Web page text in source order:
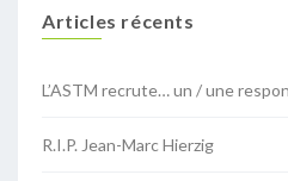
Articles récents
L’ASTM recrute… un / une
R.I.P. Jean-Marc Hierzig